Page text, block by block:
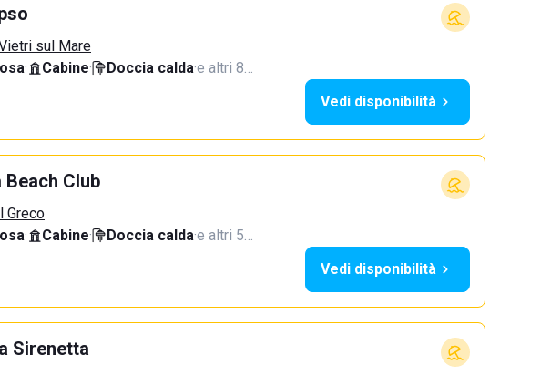
sul Mare
· Cabine· Doccia calda·e altri 8…
Vedi disponibilità
Beach Club
Greco
· Cabine· Doccia calda·e altri 5…
Vedi disponibilità
Sirenetta